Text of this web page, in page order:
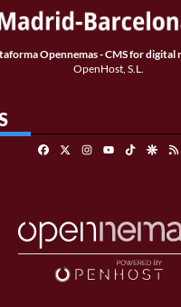
Opennemas - CMS for digital
OpenHost, S.L.
FacebookInstagramTikTok